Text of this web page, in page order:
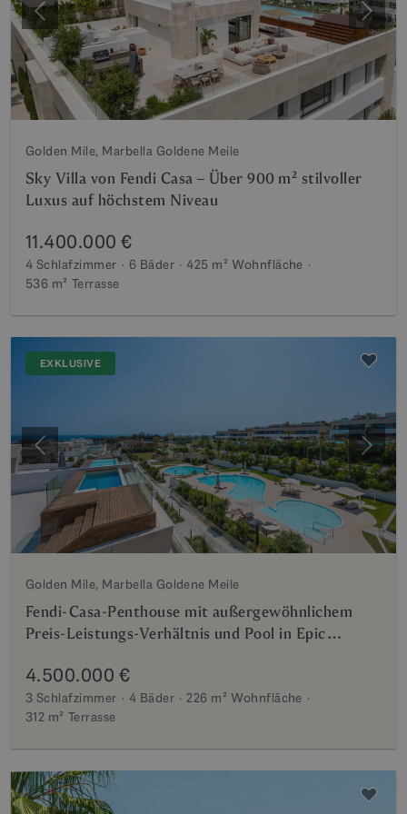
Vorherige
Golden Mile, Marbella Goldene Meile
Sky Villa von Fendi Casa – Über 900 m² stilvoller
Luxus auf höchstem Niveau
11.400.000 €
4 Schlafzimmer 6 Bäder 425 m² Wohnfläche
536 m² Terrasse
EXKLUSIVE
Vorherige
Golden Mile, Marbella Goldene Meile
Fendi-Casa-Penthouse mit außergewöhnlichem
Preis-Leistungs-Verhältnis und Pool in Epic
4.500.000 €
3 Schlafzimmer 4 Bäder 226 m² Wohnfläche
312 m² Terrasse